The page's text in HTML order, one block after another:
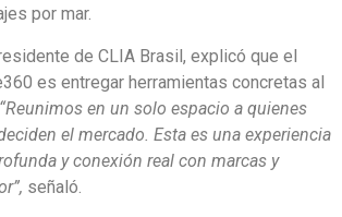
por mar.
de CLIA Brasil, explicó que el
es entregar herramientas concretas al
. “Reunimos en un solo espacio a quienes
el mercado. Esta es una experiencia
y conexión real con marcas y
señaló.